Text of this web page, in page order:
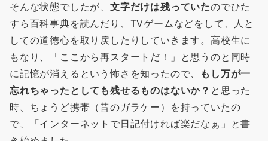
そんな状態でしたが、 文字だけは残っていたのでひた
すら百科事典を読んだり、TVゲームなどをして、人と
しての道徳心を取り戻したりしていきます。高校生に
もなり、「ここから再スタートだ！」と思うのと同時
に記憶が消えるという怖さを知ったので、
もし万が一
忘れちゃったとしても残せるものはないか？ と思った
時、ちょうど携帯（昔のガラケー）を持っていたの
で、「インターネットで日記付ければ楽だなぁ」と書